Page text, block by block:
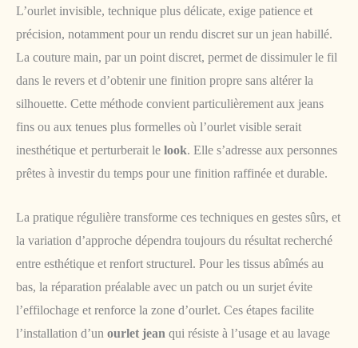
L’ourlet invisible, technique plus délicate, exige patience et
précision, notamment pour un rendu discret sur un jean habillé.
La couture main, par un point discret, permet de dissimuler le fil
dans le revers et d’obtenir une finition propre sans altérer la
silhouette. Cette méthode convient particulièrement aux jeans
fins ou aux tenues plus formelles où l’ourlet visible serait
inesthétique et perturberait le look. Elle s’adresse aux personnes
prêtes à investir du temps pour une finition raffinée et durable.
La pratique régulière transforme ces techniques en gestes sûrs, et
la variation d’approche dépendra toujours du résultat recherché
entre esthétique et renfort structurel. Pour les tissus abîmés au
bas, la réparation préalable avec un patch ou un surjet évite
l’effilochage et renforce la zone d’ourlet. Ces étapes facilite
l’installation d’un ourlet jean qui résiste à l’usage et au lavage